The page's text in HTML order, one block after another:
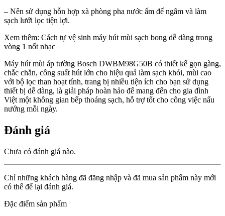
– Nên sử dụng hỗn hợp xà phòng pha nước ấm để ngâm và làm
sạch lưới lọc tiện lợi.
Xem thêm: Cách tự vệ sinh máy hút mùi sạch bong dễ dàng trong
vòng 1 nốt nhạc
Máy hút mùi áp tường Bosch DWBM98G50B có thiết kế gọn gàng,
chắc chắn, công suất hút lớn cho hiệu quả làm sạch khói, mùi cao
với bộ lọc than hoạt tính, trang bị nhiều tiện ích cho bạn sử dụng
thiết bị dễ dàng, là giải pháp hoàn hảo để mang đến cho gia đình
Việt một không gian bếp thoáng sạch, hỗ trợ tốt cho công việc nấu
nướng mỗi ngày.
Đánh giá
Chưa có đánh giá nào.
Chỉ những khách hàng đã đăng nhập và đã mua sản phẩm này mới
có thể để lại đánh giá.
Đặc điểm sản phẩm